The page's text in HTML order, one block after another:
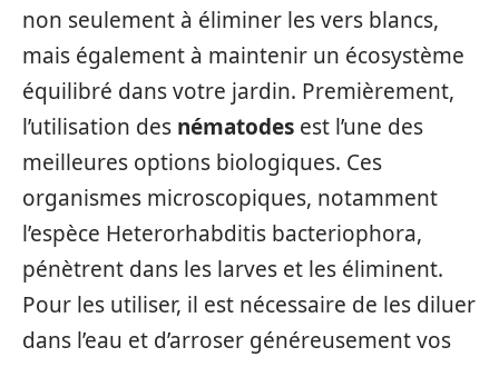
non seulement à éliminer les vers blancs,
mais également à maintenir un écosystème
équilibré dans votre jardin. Premièrement,
l’utilisation des nématodes est l’une des
meilleures options biologiques. Ces
organismes microscopiques, notamment
l’espèce Heterorhabditis bacteriophora,
pénètrent dans les larves et les éliminent.
Pour les utiliser, il est nécessaire de les diluer
dans l’eau et d’arroser généreusement vos